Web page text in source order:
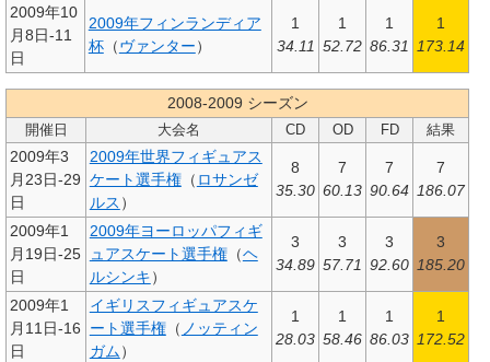
2009年10
月8日-11
日
2009年フィンランディア
杯（ヴァンター）
1
34.11
1
52.72
1
86.31
1
173.14
2008-2009 シーズン
開催日 大会名 CD OD FD 結果
2009年3
月23日-29
日
2009年世界フィギュアス
ケート選手権（ ロサンゼ
ルス ）
8
35.30
7
60.13
7
90.64
7
186.07
2009年1
月19日-25
日
2009年ヨーロッパフィギ
ュアスケート選手権（ヘ
ルシンキ）
3
34.89
3
57.71
3
92.60
3
185.20
2009年1
月11日-16
日
イギリスフィギュアスケ
ート選手権（ ノッティン
ガム）
1
28.03
1
58.46
1
86.03
1
172.52